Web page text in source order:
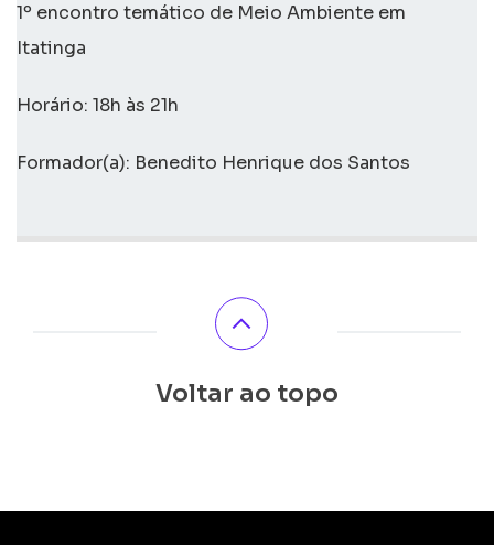
1º encontro temático de Meio Ambiente em
Itatinga
Horário: 18h às 21h
Formador(a): Benedito Henrique dos Santos
Voltar ao topo